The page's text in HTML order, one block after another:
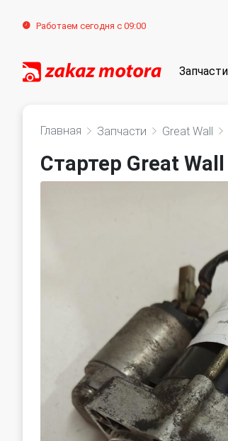
Работаем сегодня с 09:00
Запчасти
Главная Запчасти Great Wall
Стартер Great